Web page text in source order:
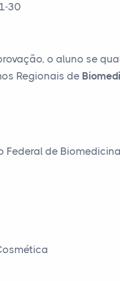
30
o aluno se
Regionais de
Federal de Biomedicina